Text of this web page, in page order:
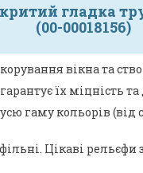
гладка
(00-00018156)
вікна та
їх міцність та
гаму кольорів (від
Цікаві